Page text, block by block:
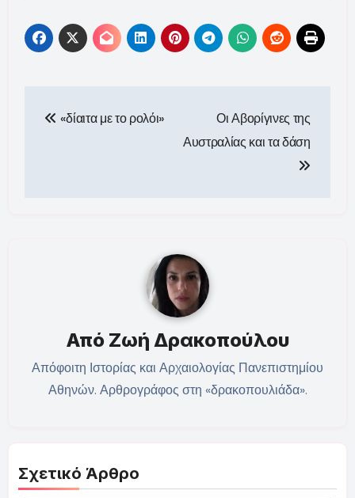
άρθρων
«δίαιτα με το ρολόι»
Οι Αβορίγινες της
Αυστραλίας και τα δάση
Από Ζωή Δρακοπούλου
Απόφοιτη Ιστορίας και Αρχαιολογίας Πανεπιστημίου
Αθηνών. Αρθρογράφος στη «δρακοπουλιάδα».
Σχετικό Άρθρο